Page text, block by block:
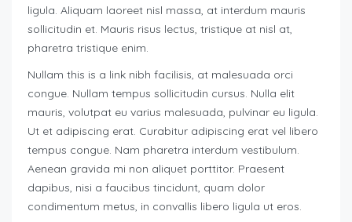
ligula. Aliquam laoreet nisl massa, at interdum mauris
sollicitudin et. Mauris risus lectus, tristique at nisl at,
pharetra tristique enim.
Nullam this is a link nibh facilisis, at malesuada orci
congue. Nullam tempus sollicitudin cursus. Nulla elit
mauris, volutpat eu varius malesuada, pulvinar eu ligula.
Ut et adipiscing erat. Curabitur adipiscing erat vel libero
tempus congue. Nam pharetra interdum vestibulum.
Aenean gravida mi non aliquet porttitor. Praesent
dapibus, nisi a faucibus tincidunt, quam dolor
condimentum metus, in convallis libero ligula ut eros.